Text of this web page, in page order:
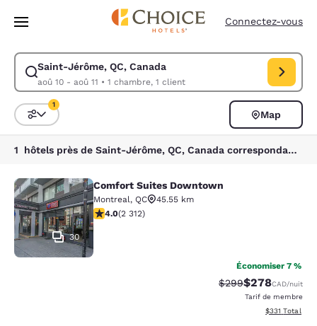
Passer à Contenu Principal
Connectez-vous
Saint-Jérôme, QC, Canada
aoû 10 - aoû 11 • 1 chambre, 1 client
Modifiez la recherche pour Saint-Jérôme, QC, Canada. Date d’arrivée
Trier et filtrer
1
Map
1 hôtels près de Saint-Jérôme, QC, Canada correspondant à vos filtres
Comfort Suites Downtown
30
Comfort Suites Downtown
Montreal, QC
45.55 km
3.97 étoiles. Bien. 2312 commentaires
4.0(2 312)
Économiser 7 %
Tarif barré :
$299Tarif réduit :
$278CAD/nuit
Tarif de membre
Afficher les
$331 Total